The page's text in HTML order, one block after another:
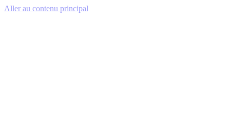
Aller au contenu principal